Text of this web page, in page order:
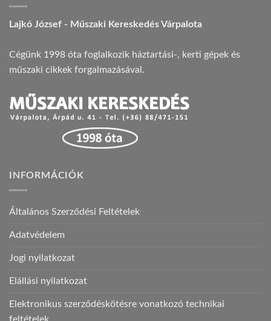
Lajkó József - Műszaki Kereskedés Várpalota
Cégünk 1998 óta foglalkozik háztartási-, kerti gépek és
műszaki cikkek forgalmazásával.
INFORMÁCIÓK
Általános Szerződési Feltételek
Adatvédelem
Jogi nyilatkozat
Elállási nyilatkozat
Elektronikus szerződéskötésre vonatkozó technikai